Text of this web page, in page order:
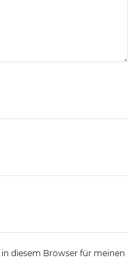
diesem Browser für meinen